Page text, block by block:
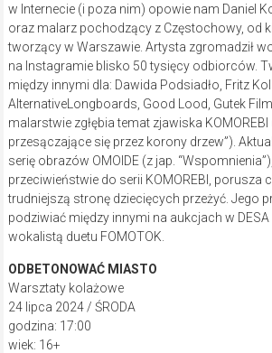
w Internecie (i poza nim) opowie nam Daniel
oraz malarz pochodzący z Częstochowy, od
tworzący w Warszawie. Artysta zgromadził
na Instagramie blisko 50 tysięcy odbiorców.
między innymi dla: Dawida Podsiadło, Fritz
AlternativeLongboards, Good Lood, Gutek
malarstwie zgłębia temat zjawiska KOMOREBI
przesączające się przez korony drzew”).
serię obrazów OMOIDE (z jap.
przeciwieństwie do serii KOMOREBI, porusza
trudniejszą stronę dziecięcych przeżyć. Jego
podziwiać między innymi na aukcjach w DESA
wokalistą duetu FOMOTOK.
ODBETONOWAĆ MIASTO
Warsztaty kolażowe
24 lipca 2024 / ŚRODA
godzina: 17:00
wiek: 16+